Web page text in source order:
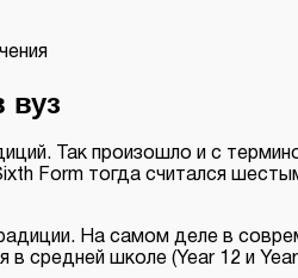
вуз
Так произошло и с
Form тогда считался
На самом деле в
средней школе (Year 12 и